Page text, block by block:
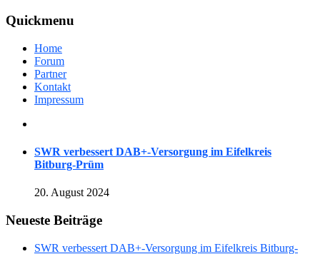
Quickmenu
Home
Forum
Partner
Kontakt
Impressum
SWR verbessert DAB+-Versorgung im Eifelkreis
Bitburg-Prüm
20. August 2024
Neueste Beiträge
SWR verbessert DAB+-Versorgung im Eifelkreis Bitburg-